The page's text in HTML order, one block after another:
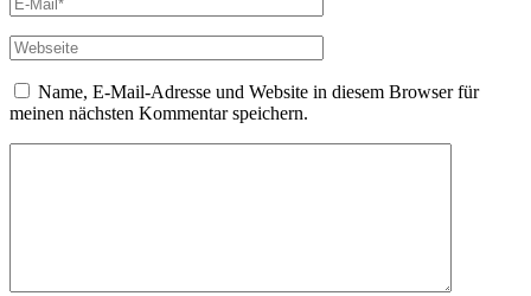
Name, E-Mail-Adresse und Website in diesem Browser für
meinen nächsten Kommentar speichern.